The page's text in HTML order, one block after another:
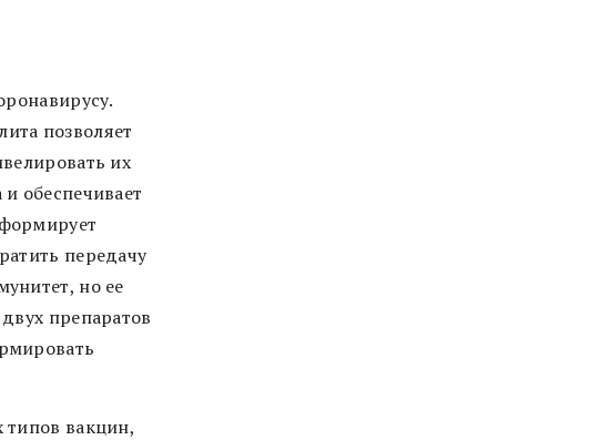
позволяет
их
обеспечивает
передачу
но ее
препаратов
типов вакцин,